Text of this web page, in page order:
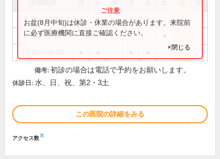
祝
9:30～12:30 ● ● ● ●
9:30～13:00
お盆(8月中旬)は休診・休業の場合があります。来院前
に必ず医療機関に直接ご確認ください。
×閉じる
備考: 初診の場合は電話で予約をお願いします。
休診日: 水、日、祝、第2・3土
この医院の詳細をみる
アクセス数※